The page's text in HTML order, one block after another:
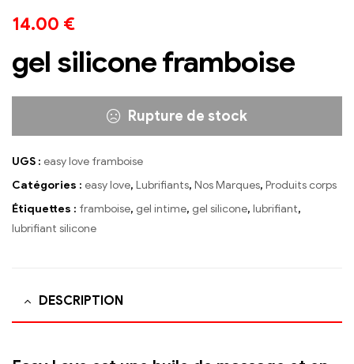
14.00 €
gel silicone framboise
Rupture de stock
UGS : easy love framboise
Catégories : easy love, Lubrifiants, Nos Marques, Produits corps
Étiquettes : framboise, gel intime, gel silicone, lubrifiant,
lubrifiant silicone
DESCRIPTION